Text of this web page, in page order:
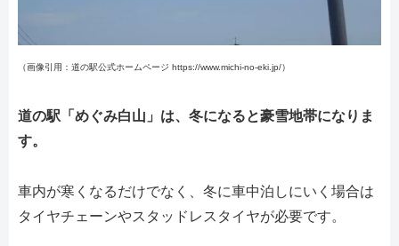
（画像引用：道の駅公式ホームページ https://www.michi-no-eki.jp/）
道の駅「めぐみ白山」は、冬になると豪雪地帯になりま
す。
車内が寒くなるだけでなく、冬に車中泊しにいく場合は
タイヤチェーンやスタッドレスタイヤが必要です。